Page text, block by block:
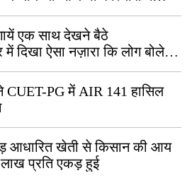
एक साथ देखने बैठे
में दिखा ऐसा नज़ारा कि लोग बोले,
कर सकते हैं”
PG में AIR 141 हासिल
आधारित खेती से किसान की आय
प्रति एकड़ हुई